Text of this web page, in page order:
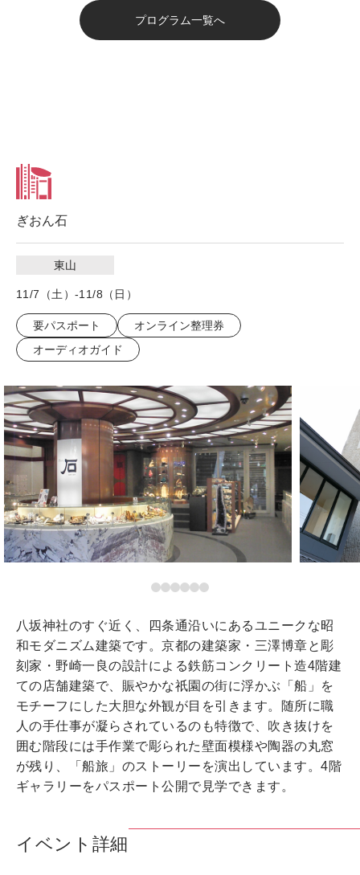
プログラム一覧へ
ぎおん石
東山
11/7（土）-11/8（日）
要パスポート
オンライン整理券
オーディオガイド
八坂神社のすぐ近く、四条通沿いにあるユニークな昭
和モダニズム建築です。京都の建築家・三澤博章と彫
刻家・野崎一良の設計による鉄筋コンクリート造4階建
ての店舗建築で、賑やかな祇園の街に浮かぶ「船」を
モチーフにした大胆な外観が目を引きます。随所に職
人の手仕事が凝らされているのも特徴で、吹き抜けを
囲む階段には手作業で彫られた壁面模様や陶器の丸窓
が残り、「船旅」のストーリーを演出しています。4階
ギャラリーをパスポート公開で見学できます。
イベント詳細